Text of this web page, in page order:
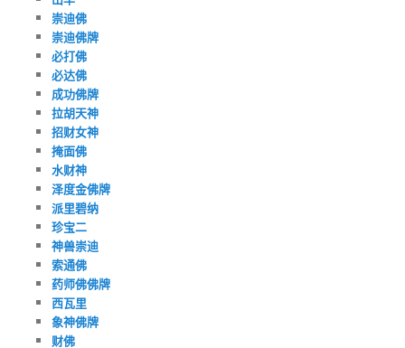
崇迪佛
崇迪佛牌
必打佛
必达佛
成功佛牌
拉胡天神
招财女神
掩面佛
水财神
泽度金佛牌
派里碧纳
珍宝二
神兽崇迪
索通佛
药师佛佛牌
西瓦里
象神佛牌
财佛